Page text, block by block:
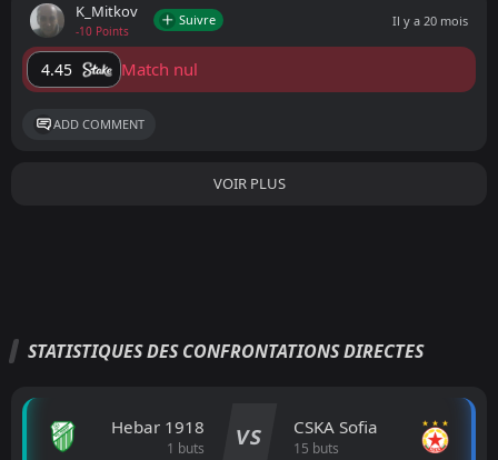
K_Mitkov
-10 Points
Suivre Il y a 20 mois
4.45 Match nul
ADD COMMENT
VOIR PLUS
STATISTIQUES DES CONFRONTATIONS DIRECTES
Hebar 1918
1 buts VS CSKA Sofia
15 buts